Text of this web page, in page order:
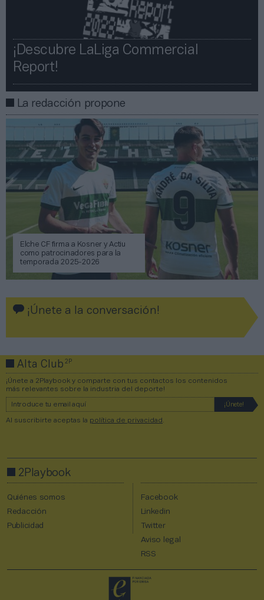
¡Descubre LaLiga Commercial
Report!​​
La redacción propone
Elche CF firma a Kosner y Actiu
como patrocinadores para la
temporada 2025-2026
¡Únete a la conversación!
Alta Club2P
¡Únete a 2Playbook y comparte con tus contactos los contenidos
más relevantes sobre la industria del deporte!
Al suscribirte aceptas la política de privacidad
2Playbook
Quiénes somos
Redacción
Publicidad
Facebook
Linkedin
Twitter
Aviso legal
RSS